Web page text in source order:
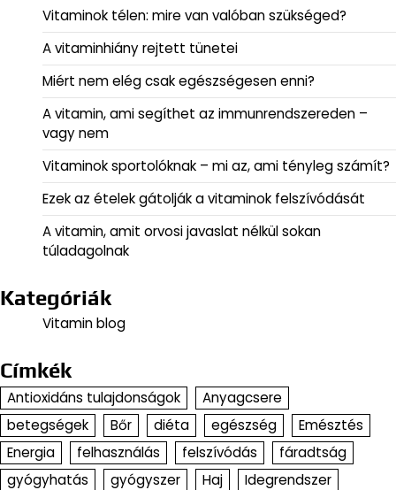
Vitaminok télen: mire van valóban szükséged?
A vitaminhiány rejtett tünetei
Miért nem elég csak egészségesen enni?
A vitamin, ami segíthet az immunrendszereden –
vagy nem
Vitaminok sportolóknak – mi az, ami tényleg számít?
Ezek az ételek gátolják a vitaminok felszívódását
A vitamin, amit orvosi javaslat nélkül sokan
túladagolnak
Kategóriák
Vitamin blog
Címkék
Antioxidáns tulajdonságok
Anyagcsere
betegségek
Bőr diéta egészség
Emésztés
Energia
felhasználás felszívódás
fáradtság
gyógyhatás
gyógyszer Haj
Idegrendszer